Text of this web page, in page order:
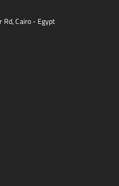
Cairo - Egypt